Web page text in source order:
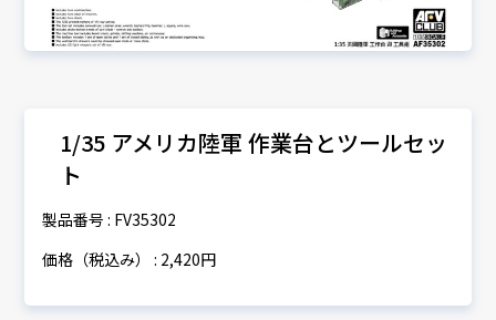
1/35 アメリカ陸軍 作業台とツールセッ
ト
製品番号 : FV35302
価格（税込み） : 2,420円